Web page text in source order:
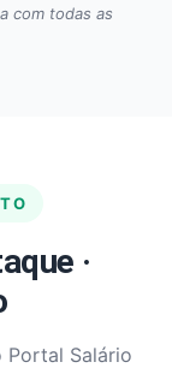
com todas as
·
Portal Salário